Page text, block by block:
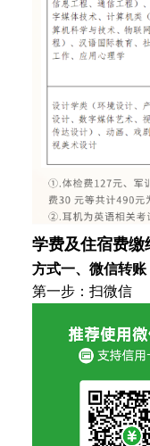
学费及住宿费缴
方式一、微信转账
第一步：扫微信